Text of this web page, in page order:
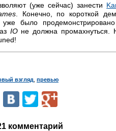
(уже сейчас) занести
. Конечно, по короткой
было
IOне должна промахнуться.
взгляд превью
комментарий